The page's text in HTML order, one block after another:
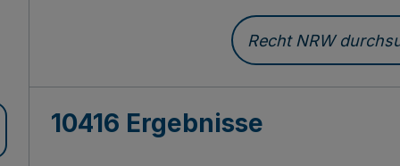
Recht NRW
10416 Ergebnisse